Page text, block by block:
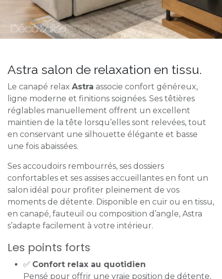
Astra salon de relaxation en tissu.
Le canapé relax Astra associe confort généreux,
ligne moderne et finitions soignées. Ses têtières
réglables manuellement offrent un excellent
maintien de la tête lorsqu’elles sont relevées, tout
en conservant une silhouette élégante et basse
une fois abaissées.
Ses accoudoirs rembourrés, ses dossiers
confortables et ses assises accueillantes en font un
salon idéal pour profiter pleinement de vos
moments de détente. Disponible en cuir ou en tissu,
en canapé, fauteuil ou composition d’angle, Astra
s’adapte facilement à votre intérieur.
Les points forts
✅ Confort relax au quotidien
Pensé pour offrir une vraie position de détente,